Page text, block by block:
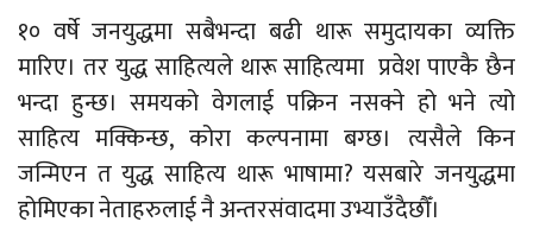
१० वर्षे जनयुद्धमा सबैभन्दा बढी थारू समुदायका व्यक्ति
मारिए। तर युद्ध साहित्यले थारू साहित्यमा प्रवेश पाएकै छैन
भन्दा हुन्छ। समयको वेगलाई पक्रिन नसक्ने हो भने त्यो
साहित्य मक्किन्छ, कोरा कल्पनामा बग्छ। त्यसैले किन
जन्मिएन त युद्ध साहित्य थारू भाषामा? यसबारे जनयुद्धमा
होमिएका नेताहरुलाई नै अन्तरसंवादमा उभ्याउँदैछौँ।